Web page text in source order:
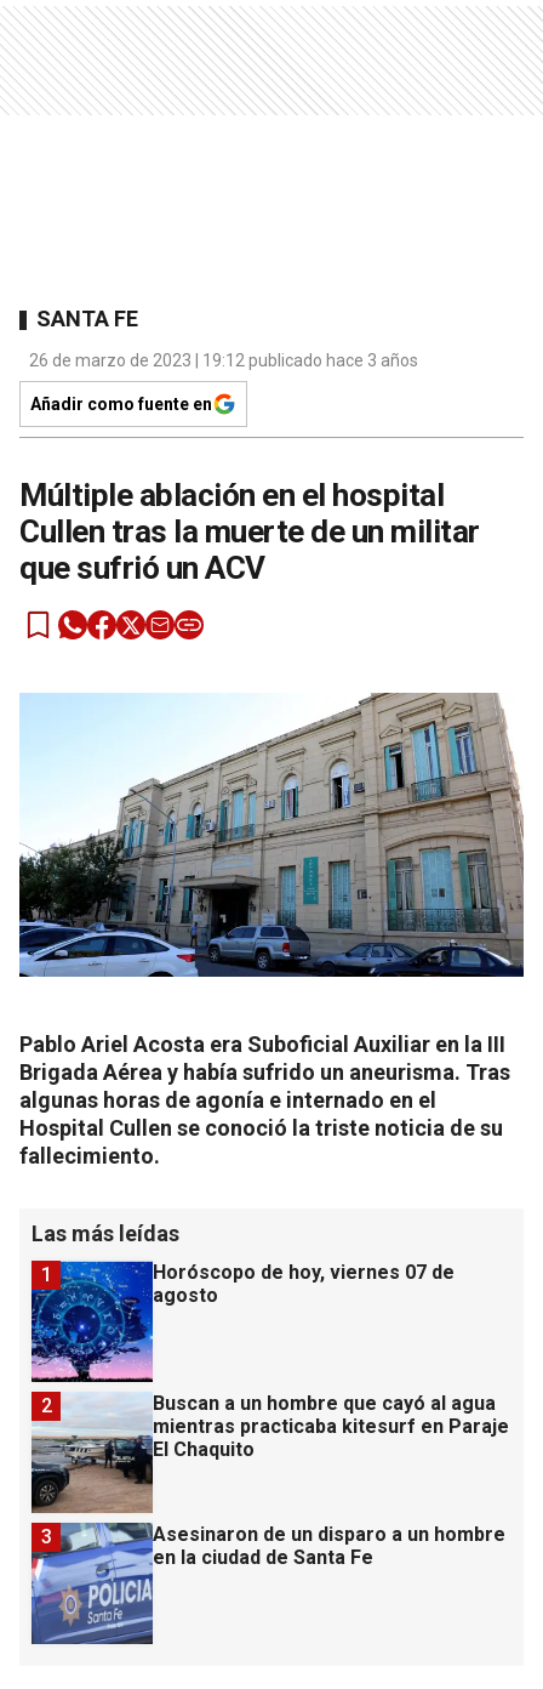
SANTA FE
26 de marzo de 2023 | 19:12 publicado hace 3 años
Añadir como fuente en
Múltiple ablación en el hospital
Cullen tras la muerte de un militar
que sufrió un ACV
Pablo Ariel Acosta era Suboficial Auxiliar en la III
Brigada Aérea y había sufrido un aneurisma. Tras
algunas horas de agonía e internado en el
Hospital Cullen se conoció la triste noticia de su
fallecimiento.
Las más leídas
Horóscopo de hoy, viernes 07 de
agosto
1
Buscan a un hombre que cayó al agua
mientras practicaba kitesurf en Paraje
El Chaquito
2
Asesinaron de un disparo a un hombre
en la ciudad de Santa Fe
3